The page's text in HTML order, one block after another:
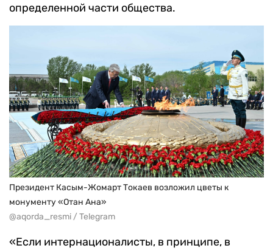
определенной части общества.
Президент Касым-Жомарт Токаев возложил цветы к
монументу «Отан Ана»
@aqorda_resmi / Telegram
«Если интернационалисты, в принципе, в